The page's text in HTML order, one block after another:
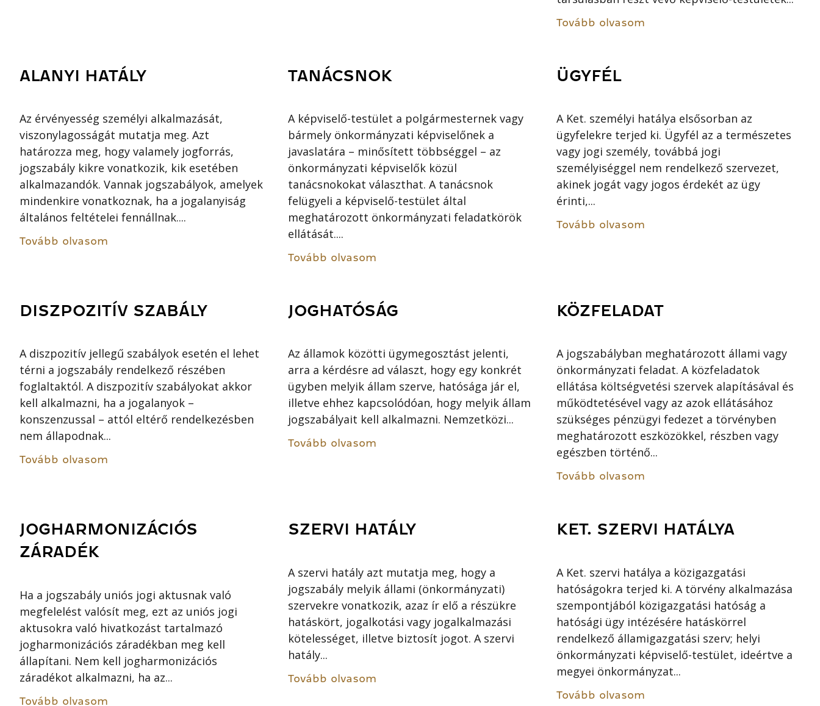
Tovább olvasom
ALANYI HATÁLY
Az érvényesség személyi alkalmazását,
viszonylagosságát mutatja meg. Azt
határozza meg, hogy valamely jogforrás,
jogszabály kikre vonatkozik, kik esetében
alkalmazandók. Vannak jogszabályok, amelyek
mindenkire vonatkoznak, ha a jogalanyiság
általános feltételei fennállnak....
Tovább olvasom
TANÁCSNOK
A képviselő-testület a polgármesternek vagy
bármely önkormányzati képviselőnek a
javaslatára – minősített többséggel – az
önkormányzati képviselők közül
tanácsnokokat választhat. A tanácsnok
felügyeli a képviselő-testület által
meghatározott önkormányzati feladatkörök
ellátását....
Tovább olvasom
ÜGYFÉL
A Ket. személyi hatálya elsősorban az
ügyfelekre terjed ki. Ügyfél az a természetes
vagy jogi személy, továbbá jogi
személyiséggel nem rendelkező szervezet,
akinek jogát vagy jogos érdekét az ügy
érinti,...
Tovább olvasom
DISZPOZITÍV SZABÁLY
A diszpozitív jellegű szabályok esetén el lehet
térni a jogszabály rendelkező részében
foglaltaktól. A diszpozitív szabályokat akkor
kell alkalmazni, ha a jogalanyok –
konszenzussal – attól eltérő rendelkezésben
nem állapodnak...
Tovább olvasom
JOGHATÓSÁG
Az államok közötti ügymegosztást jelenti,
arra a kérdésre ad választ, hogy egy konkrét
ügyben melyik állam szerve, hatósága jár el,
illetve ehhez kapcsolódóan, hogy melyik állam
jogszabályait kell alkalmazni. Nemzetközi...
Tovább olvasom
KÖZFELADAT
A jogszabályban meghatározott állami vagy
önkormányzati feladat. A közfeladatok
ellátása költségvetési szervek alapításával és
működtetésével vagy az azok ellátásához
szükséges pénzügyi fedezet a törvényben
meghatározott eszközökkel, részben vagy
egészben történő...
Tovább olvasom
JOGHARMONIZÁCIÓS
ZÁRADÉK
Ha a jogszabály uniós jogi aktusnak való
megfelelést valósít meg, ezt az uniós jogi
aktusokra való hivatkozást tartalmazó
jogharmonizációs záradékban meg kell
állapítani. Nem kell jogharmonizációs
záradékot alkalmazni, ha az...
Tovább olvasom
SZERVI HATÁLY
A szervi hatály azt mutatja meg, hogy a
jogszabály melyik állami (önkormányzati)
szervekre vonatkozik, azaz ír elő a részükre
hatáskört, jogalkotási vagy jogalkalmazási
kötelességet, illetve biztosít jogot. A szervi
hatály...
Tovább olvasom
KET. SZERVI HATÁLYA
A Ket. szervi hatálya a közigazgatási
hatóságokra terjed ki. A törvény alkalmazása
szempontjából közigazgatási hatóság a
hatósági ügy intézésére hatáskörrel
rendelkező államigazgatási szerv; helyi
önkormányzati képviselő-testület, ideértve a
megyei önkormányzat...
Tovább olvasom